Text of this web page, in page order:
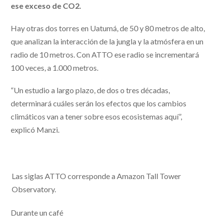
ese exceso de CO2.
Hay otras dos torres en Uatumá, de 50 y 80 metros de alto,
que analizan la interacción de la jungla y la atmósfera en un
radio de 10 metros. Con ATTO ese radio se incrementará
100 veces, a 1.000 metros.
“Un estudio a largo plazo, de dos o tres décadas,
determinará cuáles serán los efectos que los cambios
climáticos van a tener sobre esos ecosistemas aquí”,
explicó Manzi.
Las siglas ATTO corresponde a Amazon Tall Tower
Observatory.
Durante un café